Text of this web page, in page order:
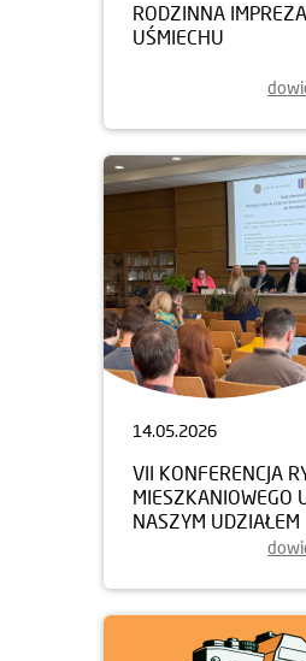
RODZINNA
UŚMIECHU
14.05.2026
VII KONFERENCJA
MIESZKANIOWEGO
NASZYM UDZIAŁEM